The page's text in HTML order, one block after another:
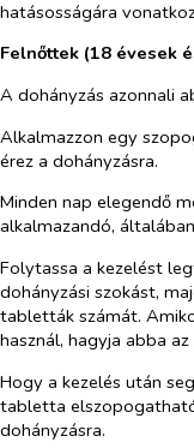
hatásosságára
Felnőttek (18 évesek
A dohányzás azonnali
Alkalmazzon egy
érez a dohányzásra.
Minden nap elegendő
alkalmazandó,
Folytassa a kezelést
dohányzási szokást,
tabletták számát.
használ, hagyja abba
Hogy a kezelés után
tabletta
dohányzásra.